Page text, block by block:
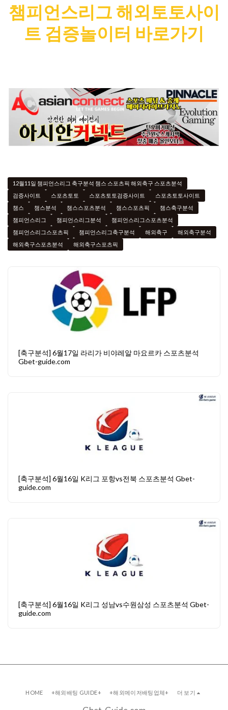
챔피언스리그 해외토토사이
트 검증놀이터 바로가기
12월11일 챔피언스리그 축구분석 챔스 스포츠픽 해외축구 스포츠분석
검증사이트
스포츠토토 스포츠토토검증사이트
스포츠토토사이트
챔스
챔스분석 챔스스포츠분석 챔스스포츠픽
챔스축구분석
챔피언스리그
챔피언스리그분석
챔피언스리그스포츠분석
챔피언스리그스포츠픽
챔피언스리그축구분석 해외축구
해외축구분석
해외축구스포츠분석
해외축구스포츠픽
[축구분석] 6월17일 라리가 비야레알 마요르카 스포츠분석
Gbet-guide.com
[축구분석] 6월16일 K리그 포항vs전북 스포츠분석 Gbet-
guide.com
[축구분석] 6월16일 K리그 성남vs수원삼성 스포츠분석 Gbet-
guide.com
HOME +해외배팅 GUIDE+ +해외메이저배팅업체+ 더 보기